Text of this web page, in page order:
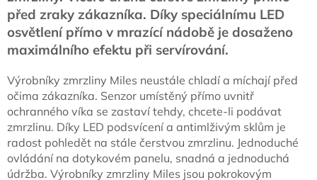
a
c
p
v
k
y
v
ý
p
i
před zraky zákazníka. Díky speciálnímu LED
osvětlení přímo v mrazící nádobě je dosaženo
maximálního efektu při servírování.
Výrobníky zmrzliny Miles neustále chladí a míchají před
očima zákazníka. Senzor umístěný přímo uvnitř
ochranného víka se zastaví tehdy, chcete-li podávat
zmrzlinu. Díky LED podsvícení a antimlživým sklům je
radost pohledět na stále čerstvou zmrzlinu. Jednoduché
ovládání na dotykovém panelu, snadná a jednoduchá
údržba. Výrobníky zmrzliny Miles jsou pokrokovým